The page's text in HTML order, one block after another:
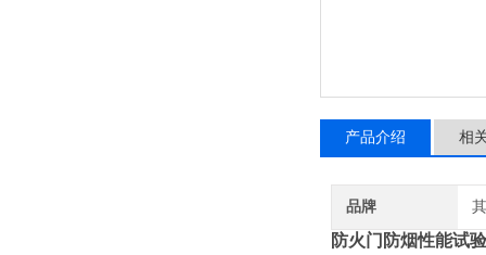
产品介绍 相
品牌
防火门防烟性能试